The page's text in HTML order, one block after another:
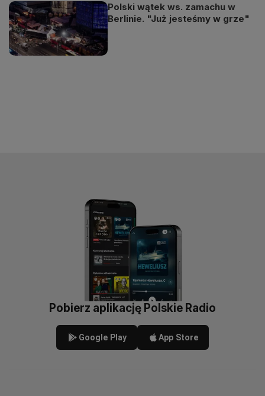
Polski wątek ws. zamachu w
Berlinie. "Już jesteśmy w grze"
Odtwarzacz
jest
Pobierz aplikację Polskie Radio
Google Play App Store